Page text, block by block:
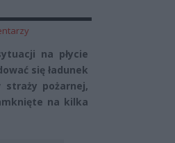
na płycie
się ładunek
pożarnej,
na kilka